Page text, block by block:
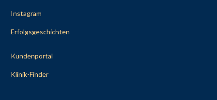
Instagram
Erfolgsgeschichten
Kundenportal
Klinik-Finder